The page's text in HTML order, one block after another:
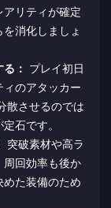
リティが確定
消化しましょ
： プレイ初日
のアタッカー
散させるのでは
石です。
突破素材や高ラ
周回効率も後か
た装備のため